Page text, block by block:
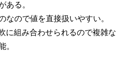
ある。
なので値を直接扱いやすい。
に組み合わせられるので複雑な
。